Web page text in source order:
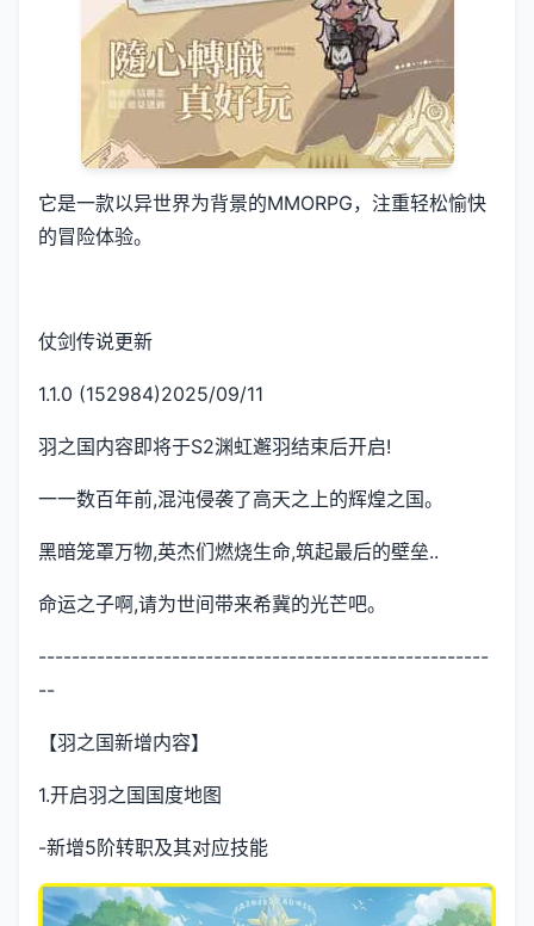
它是一款以异世界为背景的MMORPG，注重轻松愉快
的冒险体验。
仗剑传说更新
1.1.0 (152984)2025/09/11
羽之国内容即将于S2渊虹邂羽结束后开启!
一一数百年前,混沌侵袭了高天之上的辉煌之国。
黑暗笼罩万物,英杰们燃烧生命,筑起最后的壁垒..
命运之子啊,请为世间带来希冀的光芒吧。
------------------------------------------------------
--
【羽之国新增内容】
1.开启羽之国国度地图
-新增5阶转职及其对应技能